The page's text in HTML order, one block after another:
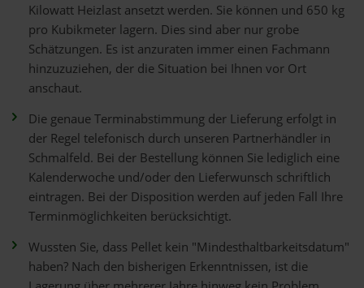
Kilowatt Heizlast ansetzt werden. Sie können und 650 kg
pro Kubikmeter lagern. Dies sind aber nur grobe
Schätzungen. Es ist anzuraten immer einen Fachmann
hinzuzuziehen, der die Situation bei Ihnen vor Ort
anschaut.
Die genaue Terminabstimmung der Lieferung erfolgt in
der Regel telefonisch durch unseren Partnerhändler in
Schmalfeld. Bei der Bestellung können Sie lediglich eine
Kalenderwoche und/oder den Lieferwunsch schriftlich
eintragen. Bei der Disposition werden auf jeden Fall Ihre
Terminmöglichkeiten berücksichtigt.
Wussten Sie, dass Pellet kein "Mindesthaltbarkeitsdatum"
haben? Nach den bisherigen Erkenntnissen, ist die